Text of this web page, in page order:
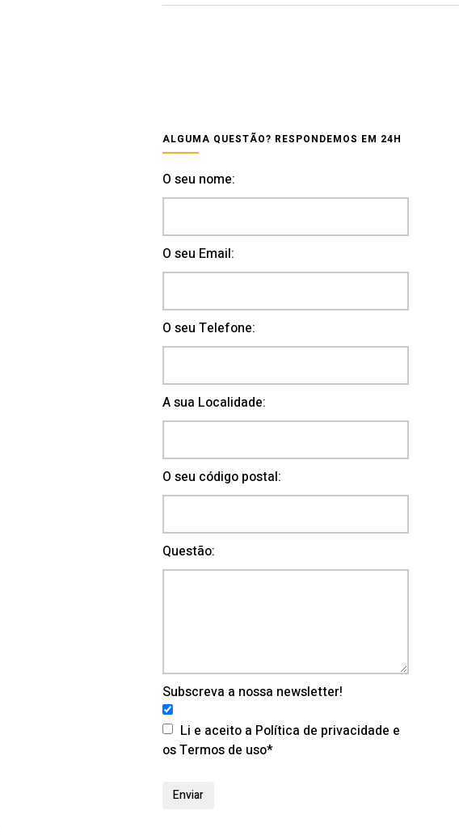
ALGUMA QUESTÃO? RESPONDEMOS EM 24H
O seu nome:
O seu Email:
O seu Telefone:
A sua Localidade:
O seu código postal:
Questão:
Subscreva a nossa newsletter!
Li e aceito a Política de privacidade e
os Termos de uso*